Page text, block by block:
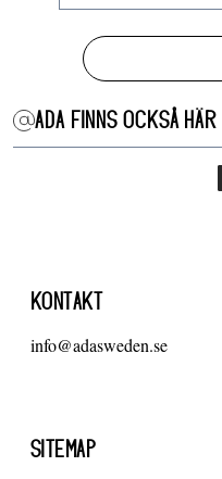
ADA FINNS OCKSÅ HÄR
KONTAKT
info@adasweden.se
SITEMAP